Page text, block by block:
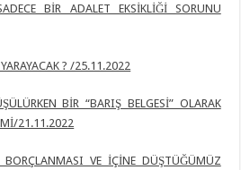
BİR ADALET EKSİKLİĞİ SORUNU
? /25.11.2022
BİR “BARIŞ BELGESİ” OLARAK
21.11.2022
BORÇLANMASI VE İÇİNE DÜŞTÜĞÜMÜZ